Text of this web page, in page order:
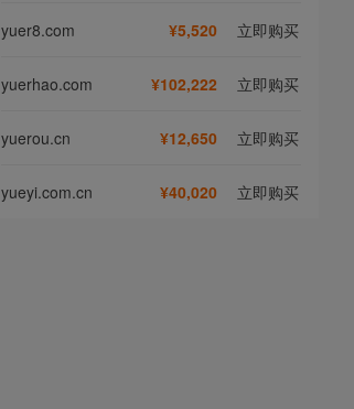
yuer8.com ¥5,520 立即购买
yuerhao.com ¥102,222 立即购买
yuerou.cn ¥12,650 立即购买
yueyi.com.cn ¥40,020 立即购买